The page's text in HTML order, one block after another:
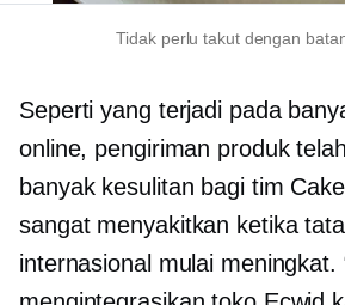
Tidak perlu takut dengan
Seperti yang terjadi pada
online, pengiriman produk
banyak kesulitan bagi tim
sangat menyakitkan ketika
internasional mulai meningkat.